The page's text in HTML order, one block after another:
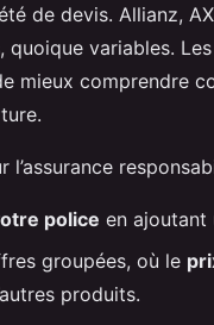
de devis. Allianz,
variables.
mieux comprendre
l’assurance
police en ajoutant
groupées, où le
produits.